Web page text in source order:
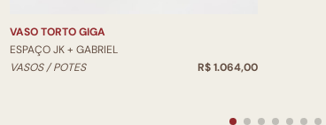
VASO TORTO GIGA
ESPAÇO JK + GABRIEL
VASOS / POTES
R$ 1.064,00